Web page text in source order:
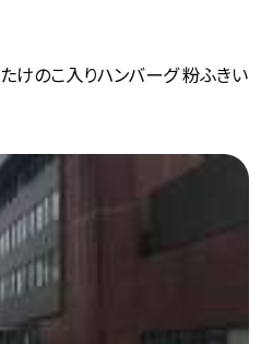
けのこ入りハンバーグ 粉ふきい